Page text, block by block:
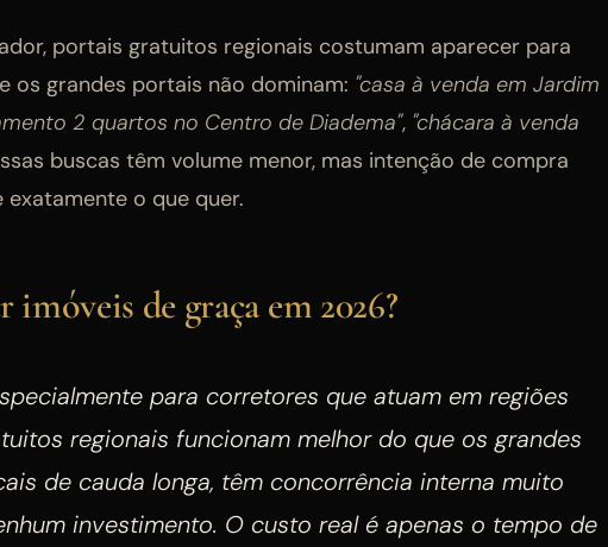
portais gratuitos regionais costumam aparecer para
os grandes portais não dominam: "casa à venda em Jardim
2 quartos no Centro de Diadema", "chácara à venda
buscas têm volume menor, mas intenção de compra
o que quer.
imóveis de graça em 2026?
para corretores que atuam em regiões
regionais funcionam melhor do que os grandes
de cauda longa, têm concorrência interna muito
investimento. O custo real é apenas o tempo de